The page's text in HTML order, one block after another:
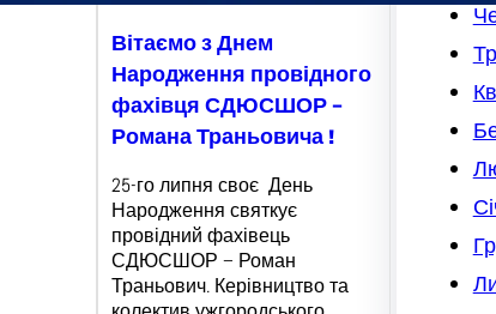
Вітаємо з Днем
Народження провідного
фахівця СДЮСШОР –
Романа Траньовича !
25-го липня своє День
Народження святкує
провідний фахівець
СДЮСШОР – Роман
Траньович. Керівництво та